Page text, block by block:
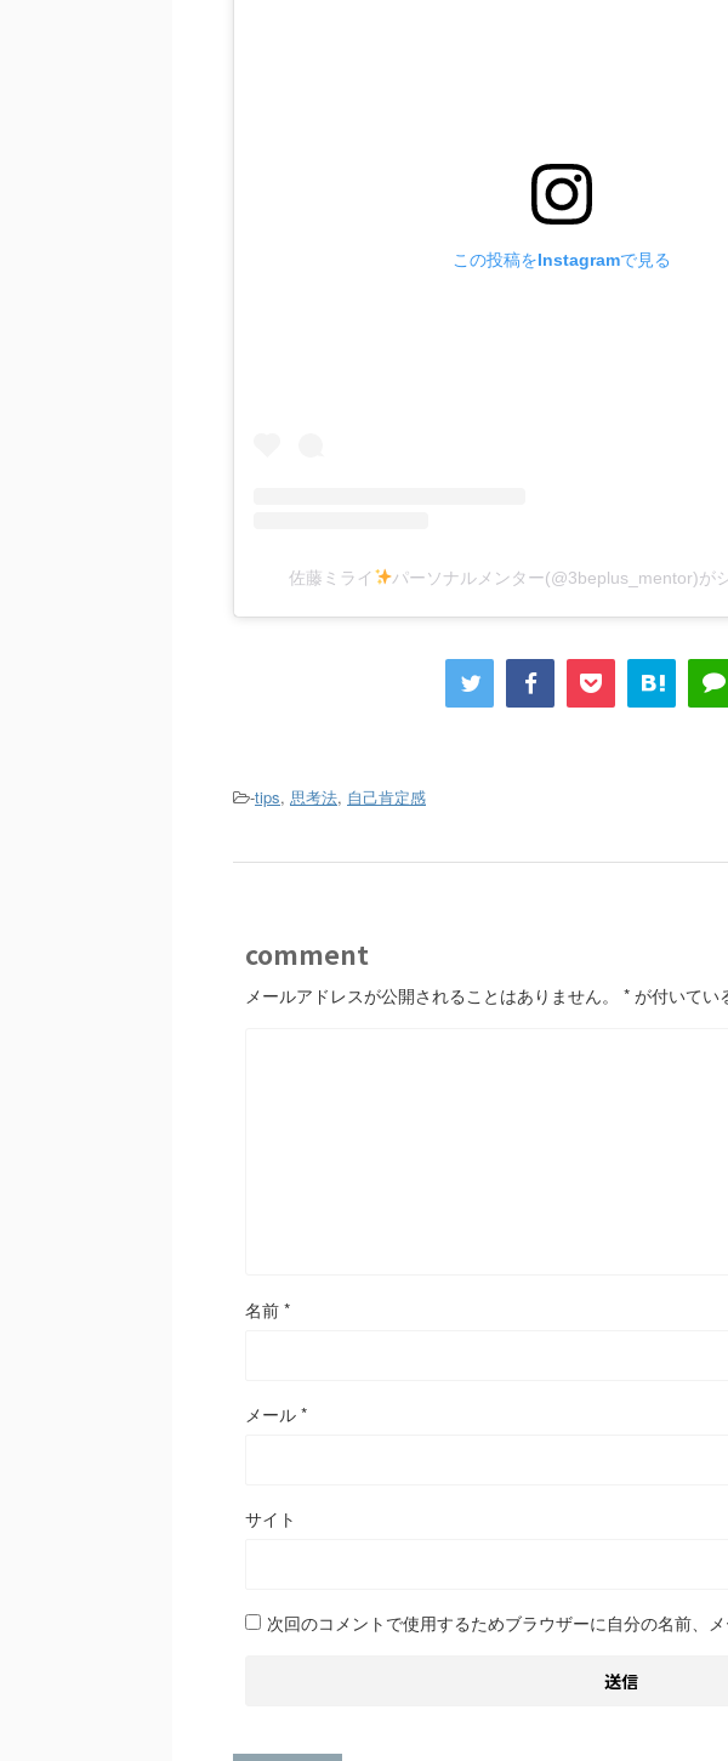
この投稿をInstagramで見る
佐藤ミライ パーソナルメンター(@3beplus_mentor)が
-tips, 思考法, 自己肯定感
comment
メールアドレスが公開されることはありません。 * が付いてい
名前 *
メール *
サイト
次回のコメントで使用するためブラウザーに自分の名前、